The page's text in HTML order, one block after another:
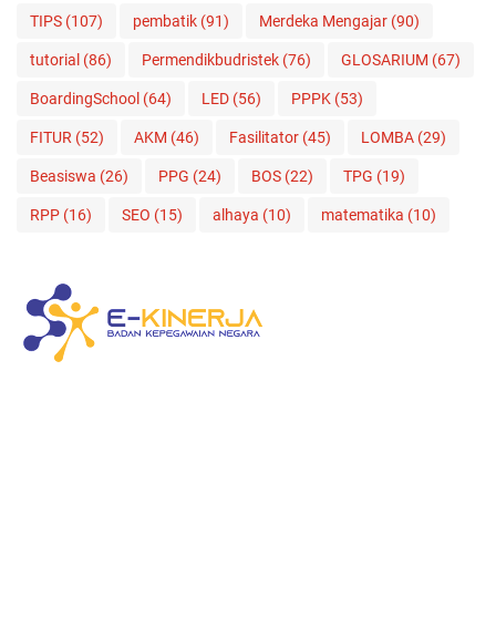
TIPS (107) pembatik (91) Merdeka Mengajar (90)
tutorial (86) Permendikbudristek (76) GLOSARIUM (67)
BoardingSchool (64) LED (56) PPPK (53)
FITUR (52) AKM (46) Fasilitator (45) LOMBA (29)
Beasiswa (26) PPG (24) BOS (22) TPG (19)
RPP (16) SEO (15) alhaya (10) matematika (10)